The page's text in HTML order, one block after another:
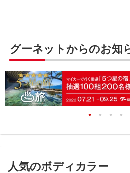
グーネットからのお知
人気のボディカラー